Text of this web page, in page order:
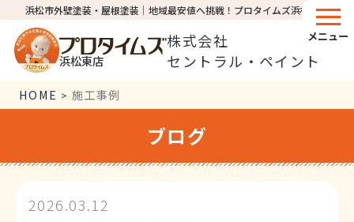
浜松市外壁塗装・屋根塗装│地域最安値へ挑戦！プロタイムズ浜松東店
浜松東店
株式会社
セントラル・ペイント
メニュー
HOME > 施工事例
ブログ
2026.03.12